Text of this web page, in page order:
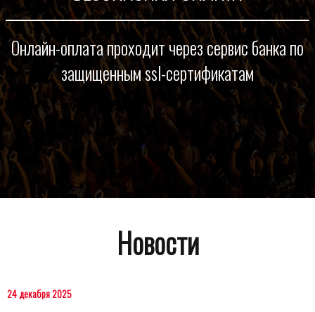
Онлайн-оплата проходит через сервис банка по
защищенным ssl-сертификатам
Новости
24 декабря 2025